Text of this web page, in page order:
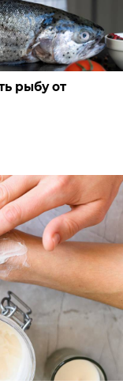
рыбу от